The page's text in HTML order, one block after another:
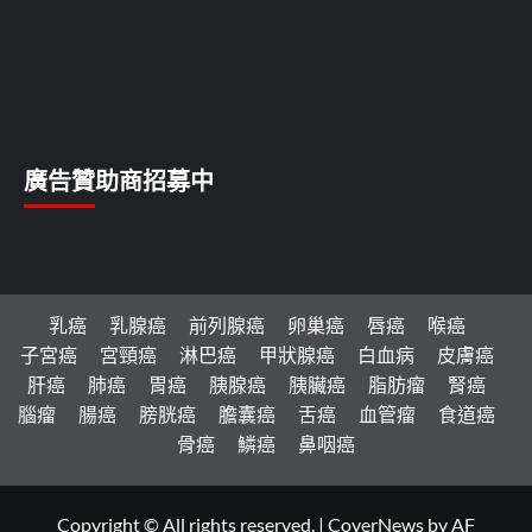
廣告贊助商招募中
乳癌 乳腺癌 前列腺癌 卵巢癌 唇癌
喉癌
子宮癌
宮頸癌 淋巴癌 甲狀腺癌 白血病
皮膚癌
肝癌
肺癌 胃癌 胰腺癌 胰臟癌 脂肪瘤
腎癌
腦瘤
腸癌 膀胱癌 膽囊癌 舌癌 血管瘤
食道癌
骨癌
鱗癌 鼻咽癌
Copyright © All rights reserved. | CoverNews by AF